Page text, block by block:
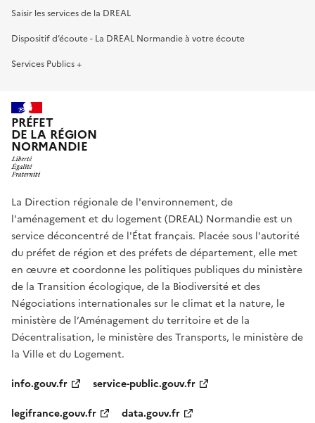
Saisir les services de la DREAL
Dispositif d’écoute - La DREAL Normandie à votre écoute
Services Publics +
PRÉFET
DE LA RÉGION
NORMANDIE
La Direction régionale de l'environnement, de
l'aménagement et du logement (DREAL) Normandie est un
service déconcentré de l'État français. Placée sous l'autorité
du préfet de région et des préfets de département, elle met
en œuvre et coordonne les politiques publiques du ministère
de la Transition écologique, de la Biodiversité et des
Négociations internationales sur le climat et la nature, le
ministère de l’Aménagement du territoire et de la
Décentralisation, le ministère des Transports, le ministère de
la Ville et du Logement.
info.gouv.fr
service-public.gouv.fr
legifrance.gouv.fr
data.gouv.fr